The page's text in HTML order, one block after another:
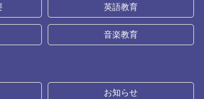
英語教育
音楽教育
お知らせ